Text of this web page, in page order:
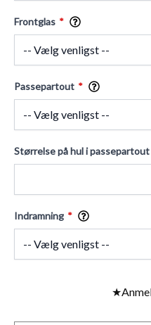
Frontglas
Passepartout
Størrelse på hul i passepartout
Indramning
★